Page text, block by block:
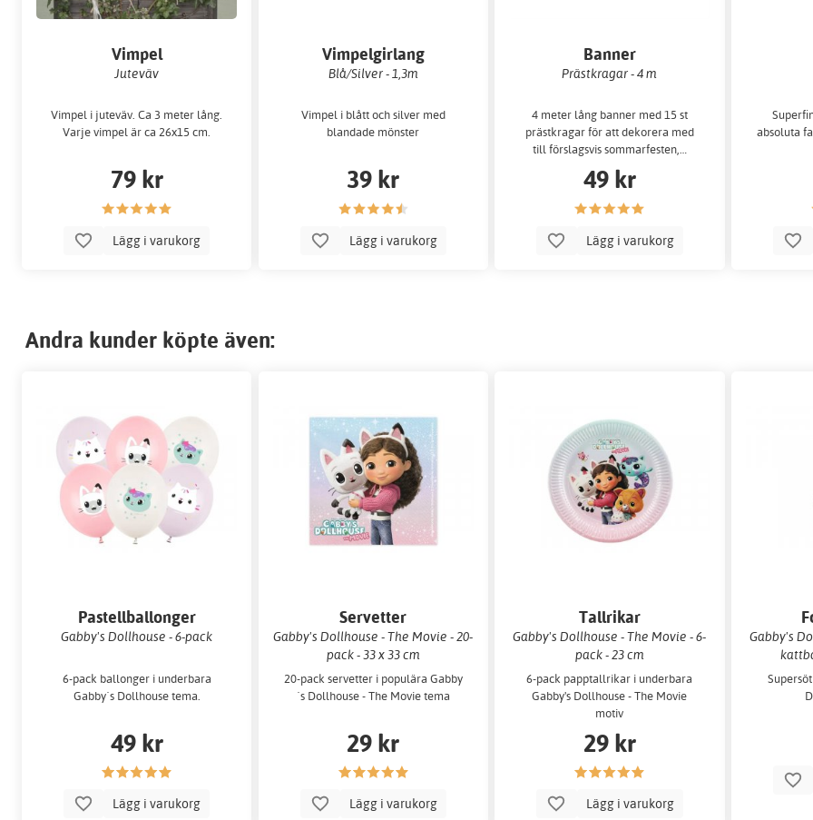
Vimpel
Juteväv
Vimpel i juteväv. Ca 3 meter lång.
Varje vimpel är ca 26x15 cm.
79 kr
Lägg i varukorg
Vimpelgirlang
Blå/Silver - 1,3m
Vimpel i blått och silver med
blandade mönster
39 kr
Lägg i varukorg
Banner
Prästkragar - 4 m
4 meter lång banner med 15 st
prästkragar för att dekorera med
till förslagsvis sommarfesten,…
49 kr
Lägg i varukorg
absoluta
Andra kunder köpte även:
Pastellballonger
Gabby's Dollhouse - 6-pack
6-pack ballonger i underbara
Gabby´s Dollhouse tema.
49 kr
Lägg i varukorg
Servetter
Gabby's Dollhouse - The Movie - 20-
pack - 33 x 33 cm
20-pack servetter i populära Gabby
´s Dollhouse - The Movie tema
29 kr
Lägg i varukorg
Tallrikar
Gabby's Dollhouse - The Movie - 6-
pack - 23 cm
6-pack papptallrikar i underbara
Gabby's Dollhouse - The Movie
motiv
29 kr
Lägg i varukorg
Gabby's